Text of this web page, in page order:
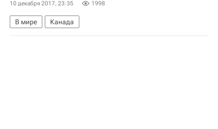
10 декабря 2017, 23:35 1998
В мире Канада